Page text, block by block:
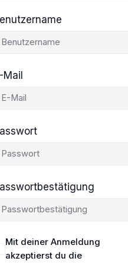
Mail
Mit deiner Anmeldung
akzeptierst du die